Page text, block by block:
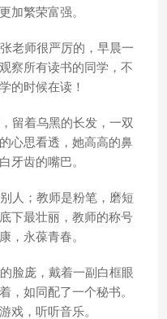
加繁荣富强。
老师很严厉的，早晨一
察所有读书的同学，不
的时候在读！
留着乌黑的长发，一双
心思看透，她高高的鼻
牙齿的嘴巴。
人；教师是粉笔，磨短
下最壮丽，教师的称号
，永葆青春。
脸庞，戴着一副白框眼
，如同配了一个秘书。
戏，听听音乐。